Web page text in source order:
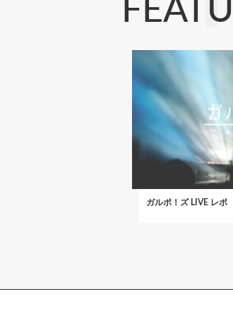
ガルポ！ズ LIVE レポ